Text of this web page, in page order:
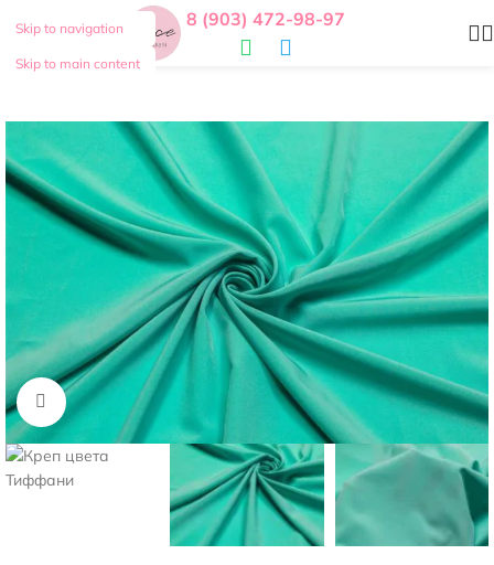
Skip to navigation
Skip to main content
8 (903) 472-98-97
Нажмите, чтобы увеличить